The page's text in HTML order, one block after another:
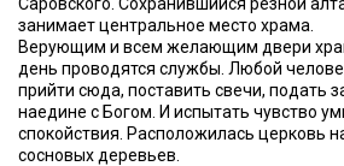
занимает центральное место храма.
Верующим и всем желающим двери
день проводятся службы. Любой
прийти сюда, поставить свечи, подать
наедине с Богом. И испытать чувство
спокойствия. Расположилась церковь
сосновых деревьев.